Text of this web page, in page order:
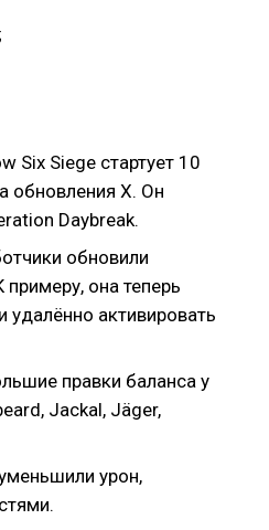
Six Siege стартует 10
обновления X. Он
Daybreak.
обновили
примеру, она теперь
активировать
правки баланса у
Jackal, Jäger,
урон,